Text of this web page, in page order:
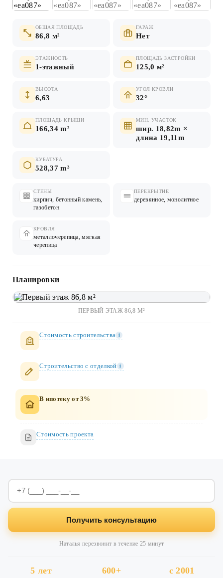
ОБЩАЯ ПЛОЩАДЬ
86,8 м²
ГАРАЖ
Нет
ЭТАЖНОСТЬ
1-этажный
ПЛОЩАДЬ ЗАСТРОЙКИ
125,0 м²
ВЫСОТА
6,63
УГОЛ КРОВЛИ
32°
ПЛОЩАДЬ КРЫШИ
166,34 m²
МИН. УЧАСТОК
шир. 18,82m ×
длина 19,11m
КУБАТУРА
528,37 m³
СТЕНЫ
кирпич, бетонный камень,
газобетон
ПЕРЕКРЫТИЕ
деревянное, монолитное
КРОВЛЯ
металлочерепица, мягкая
черепица
Планировки
ПЕРВЫЙ ЭТАЖ 86,8 М²
Стоимость строительства i
Строительство c отделкой i
В ипотеку от 3%
Стоимость проекта
Получить консультацию
Наталья перезвонит в течение 25 минут
5 лет 600+ с 2001